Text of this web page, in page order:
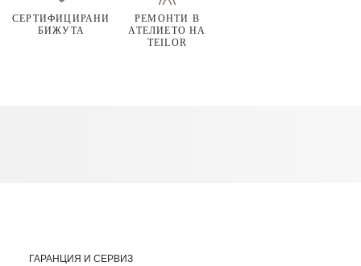
СЕРТИФИЦИРАНИ
БИЖУТА
РЕМОНТИ В
АТЕЛИЕТО НА
TEILOR
ГАРАНЦИЯ И СЕРВИЗ